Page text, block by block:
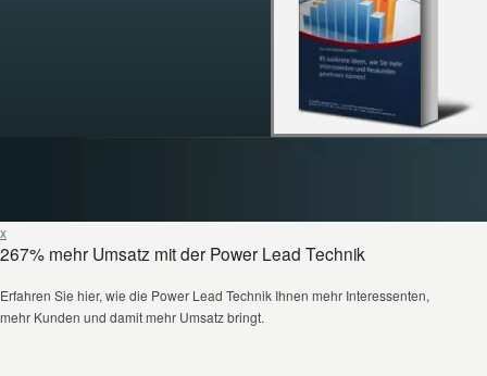
x
267% mehr Umsatz mit der Power Lead Technik
Erfahren Sie hier, wie die Power Lead Technik Ihnen mehr Interessenten,
mehr Kunden und damit mehr Umsatz bringt.